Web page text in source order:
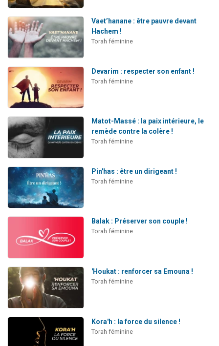
Vaet’hanane : être pauvre devant
Hachem !
Torah féminine
Devarim : respecter son enfant !
Torah féminine
Matot-Massé : la paix intérieure, le
remède contre la colère !
Torah féminine
Pin'has : être un dirigeant !
Torah féminine
Balak : Préserver son couple !
Torah féminine
'Houkat : renforcer sa Emouna !
Torah féminine
Kora'h : la force du silence !
Torah féminine